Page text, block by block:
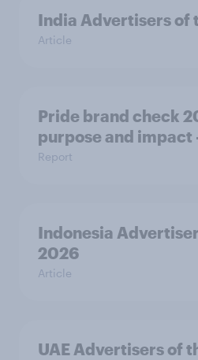
India Advertisers of
Article
Pride brand check
purpose and impact
Report
Indonesia
2026
Article
UAE Advertisers of